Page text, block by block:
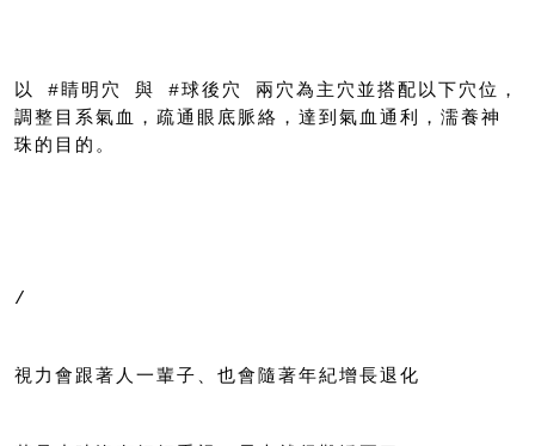
以 #睛明穴 與 #球後穴 兩穴為主穴並搭配以下穴位，
調整目系氣血，疏通眼底脈絡，達到氣血通利，濡養神
珠的目的。
/
視力會跟著人一輩子、也會隨著年紀增長退化